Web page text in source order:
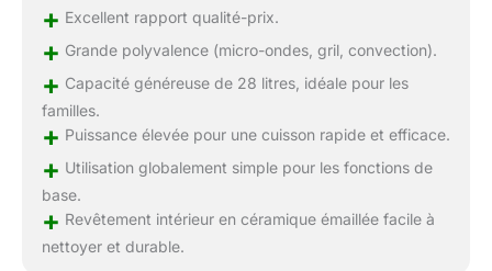
+ Excellent rapport qualité-prix.
+ Grande polyvalence (micro-ondes, gril, convection).
+ Capacité généreuse de 28 litres, idéale pour les
familles.
+ Puissance élevée pour une cuisson rapide et efficace.
+ Utilisation globalement simple pour les fonctions de
base.
+ Revêtement intérieur en céramique émaillée facile à
nettoyer et durable.